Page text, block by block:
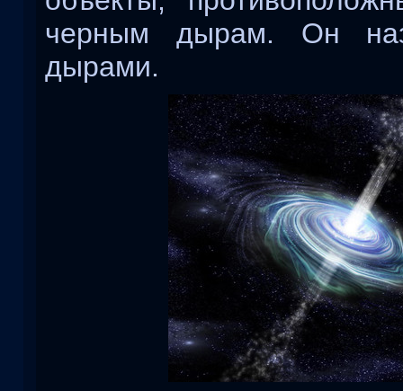
черным дырам. Он
дырами.